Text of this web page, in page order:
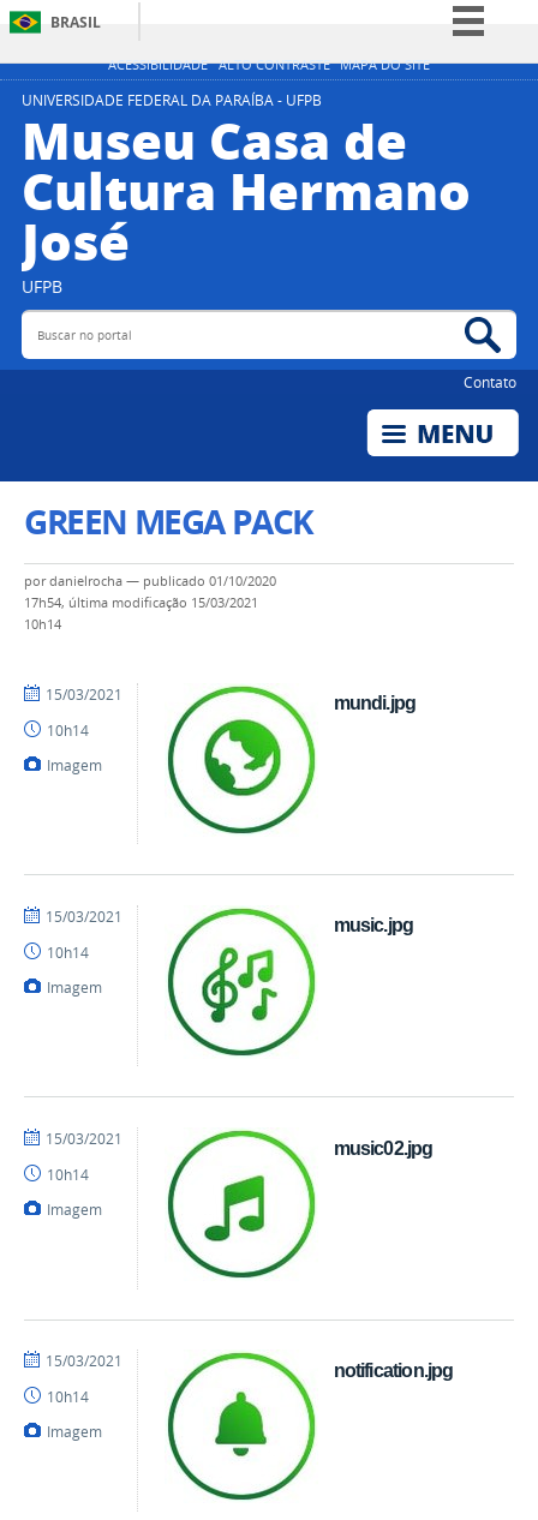
ACESSIBILIDADE ALTO CONTRASTE MAPA DO SITE
BRASIL
Simplifique!
Participe
Legislação
UNIVERSIDADE FEDERAL DA PARAÍBA - UFPB
Museu Casa de
Cultura Hermano
José
UFPB
Buscar no portal
Contato
GREEN MEGA PACK
pordanielrocha — publicado 01/10/2020
17h54, última modificação 15/03/2021
10h14
mundi.jpg
por
publicado
15/03/2021
10h14
Imagem
music.jpg
por
publicado
15/03/2021
10h14
Imagem
music02.jpg
por
publicado
15/03/2021
10h14
Imagem
notification.jpg
por
publicado
15/03/2021
10h14
Imagem